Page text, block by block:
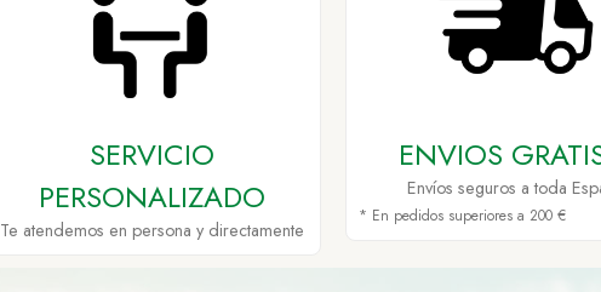
SERVICIO
PERSONALIZADO
Te atendemos en persona y directamente
ENVIOS
Envíos seguros a toda
* En pedidos superiores a 200 €